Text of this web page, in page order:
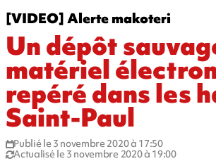
[VIDEO] Alerte makoteri
Un dépôt
matériel
repéré dans les
Saint-Paul
Publié le 3 novembre 2020 à 17:50
Actualisé le 3 novembre 2020 à 19:00